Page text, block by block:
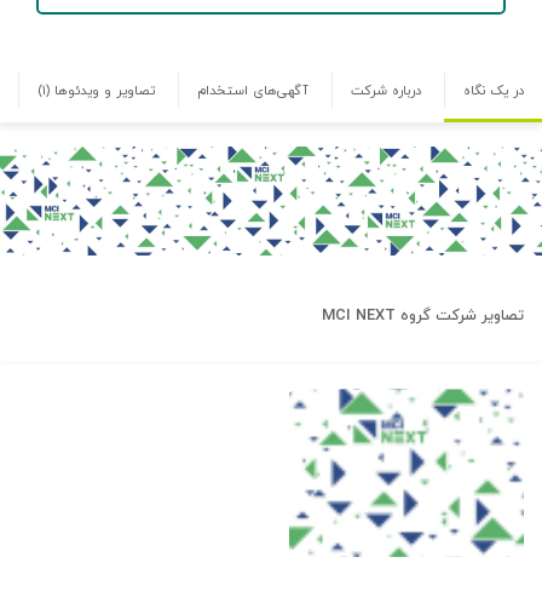
در یک نگاه درباره شرکت آگهی‌های استخدام تصاویر و ویدئوها (۱)
تصاویر شرکت گروه MCI NEXT